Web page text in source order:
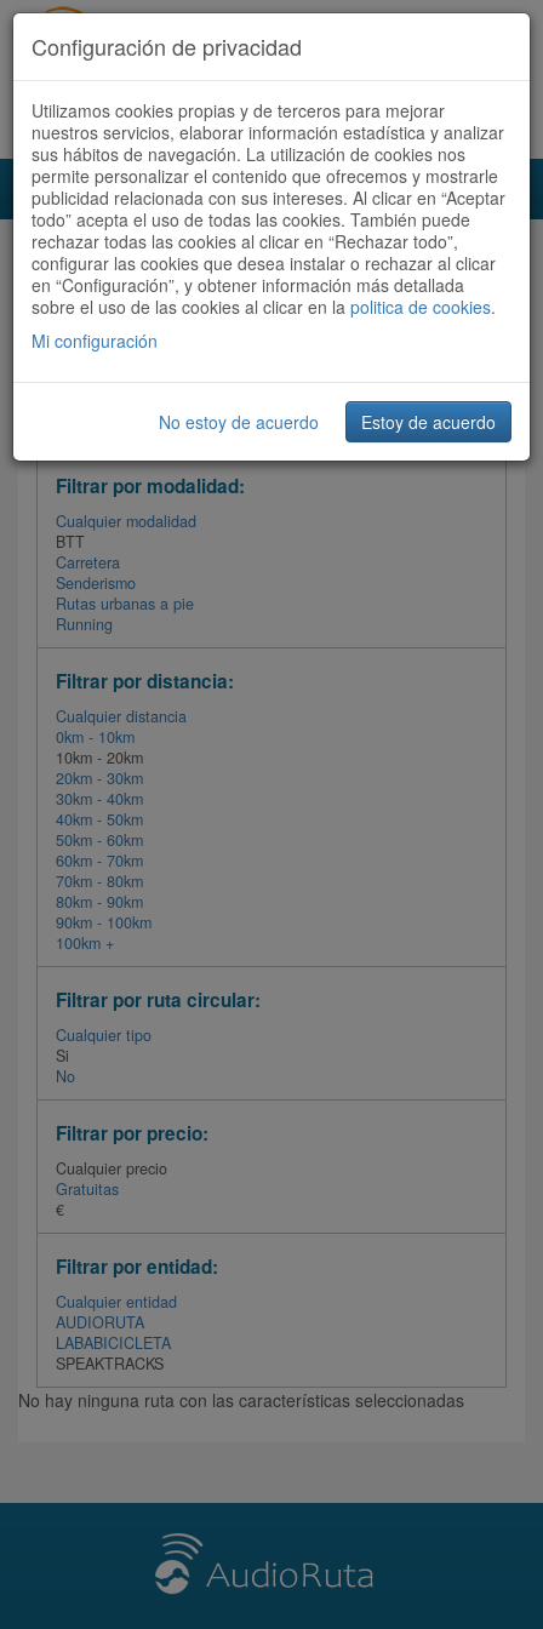
Acceder Registrate ahora Español | Català
Audioruta Todas las rutas
Todas las rutas
Ordenar por: Más recientes /
Filtrar las rutas
Filtrar por modalidad:
Cualquier modalidad
BTT
Carretera
Senderismo
Rutas urbanas a pie
Running
Filtrar por distancia:
Cualquier distancia
0km - 10km
10km - 20km
20km - 30km
30km - 40km
40km - 50km
50km - 60km
60km - 70km
70km - 80km
80km - 90km
90km - 100km
100km +
Filtrar por ruta circular:
Cualquier tipo
Si
No
Filtrar por precio:
Cualquier precio
Gratuitas
€
Filtrar por entidad:
Cualquier entidad
AUDIORUTA
LABABICICLETA
SPEAKTRACKS
No hay ninguna ruta con las características seleccionadas
Configuración de privacidad
Utilizamos cookies propias y de terceros para mejorar
nuestros servicios, elaborar información estadística y analizar
sus hábitos de navegación. La utilización de cookies nos
permite personalizar el contenido que ofrecemos y mostrarle
publicidad relacionada con sus intereses. Al clicar en “Aceptar
todo” acepta el uso de todas las cookies. También puede
rechazar todas las cookies al clicar en “Rechazar todo”,
configurar las cookies que desea instalar o rechazar al clicar
en “Configuración”, y obtener información más detallada
sobre el uso de las cookies al clicar en la politica de cookies.
Mi configuración
No estoy de acuerdo Estoy de acuerdo